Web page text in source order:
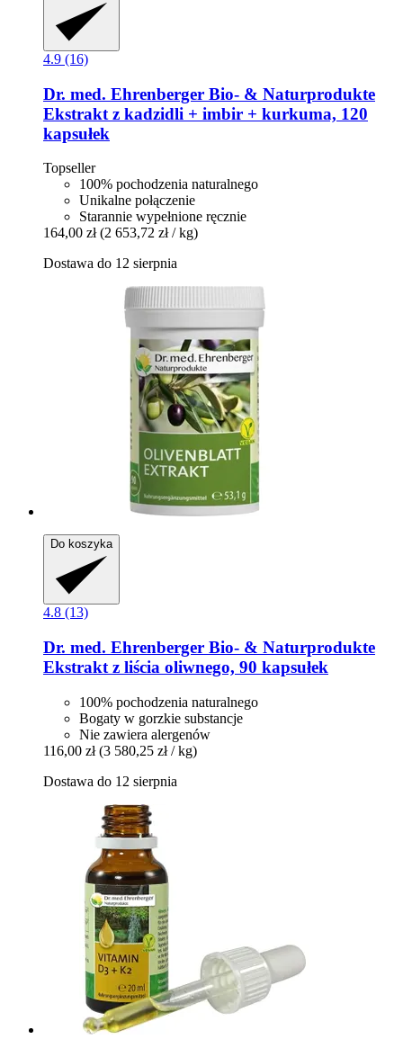
4.9 (16)
Dr. med. Ehrenberger Bio- & Naturprodukte
Ekstrakt z kadzidli + imbir + kurkuma, 120
kapsułek
Topseller
100% pochodzenia naturalnego
Unikalne połączenie
Starannie wypełnione ręcznie
164,00 zł (2 653,72 zł / kg)
Dostawa do 12 sierpnia
Do koszyka
4.8 (13)
Dr. med. Ehrenberger Bio- & Naturprodukte
Ekstrakt z liścia oliwnego, 90 kapsułek
100% pochodzenia naturalnego
Bogaty w gorzkie substancje
Nie zawiera alergenów
116,00 zł (3 580,25 zł / kg)
Dostawa do 12 sierpnia